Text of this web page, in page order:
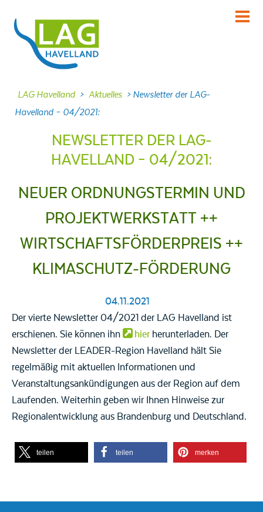
KENNENLERNEN
INFORMIEREN
Projekte
DABEI SEIN
Dokumente
FRAGEN
LAG Havelland > Aktuelles > Newsletter der LAG-
Havelland – 04/2021:
NEWSLETTER DER LAG-
HAVELLAND – 04/2021:
NEUER ORDNUNGSTERMIN UND
PROJEKTWERKSTATT ++
WIRTSCHAFTSFÖRDERPREIS ++
KLIMASCHUTZ-FÖRDERUNG
04.11.2021
Der vierte Newsletter 04/2021 der LAG Havelland ist
erschienen. Sie können ihn
hierherunterladen. Der
Newsletter der LEADER-Region Havelland hält Sie
regelmäßig mit aktuellen Informationen und
Veranstaltungsankündigungen aus der Region auf dem
Laufenden. Weiterhin geben wir Ihnen Hinweise zur
Regionalentwicklung aus Brandenburg und Deutschland.
teilen teilen merken